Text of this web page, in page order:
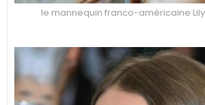
le mannequin franco-américaine